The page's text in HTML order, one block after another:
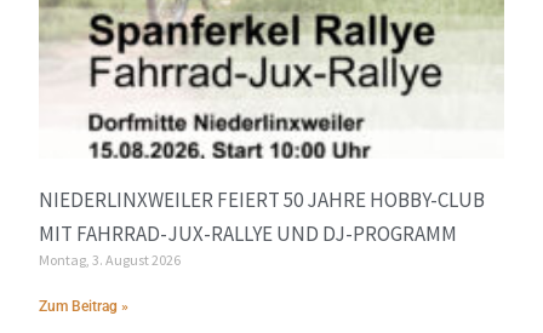
NIEDERLINXWEILER FEIERT 50 JAHRE HOBBY-CLUB
MIT FAHRRAD-JUX-RALLYE UND DJ-PROGRAMM
Montag, 3. August 2026
Zum Beitrag »